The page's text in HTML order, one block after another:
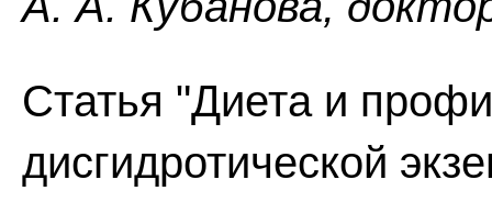
Статья "Диета и
дисгидротической